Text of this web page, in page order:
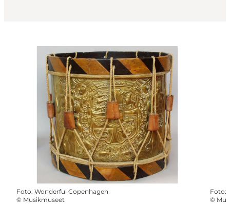
Foto: Wonderful Copenhagen
© Musikmuseet
Foto:
©